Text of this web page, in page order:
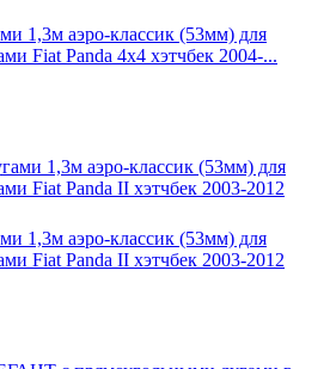
1,3м аэро-классик (53мм) для
Fiat Panda 4x4 хэтчбек 2004-...
1,3м аэро-классик (53мм) для
Fiat Panda II хэтчбек 2003-2012